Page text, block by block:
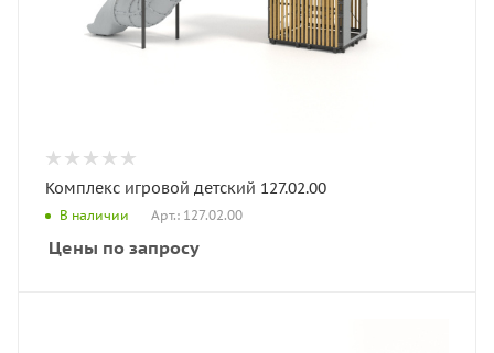
Комплекс игровой детский 127.02.00
В наличии Арт.: 127.02.00
Цены по запросу